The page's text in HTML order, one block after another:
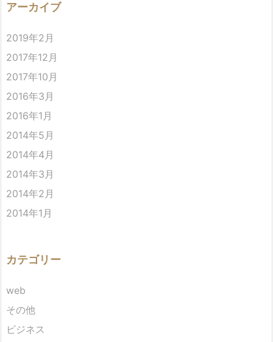
アーカイブ
2019年2月
2017年12月
2017年10月
2016年3月
2016年1月
2014年5月
2014年4月
2014年3月
2014年2月
2014年1月
カテゴリー
web
その他
ビジネス